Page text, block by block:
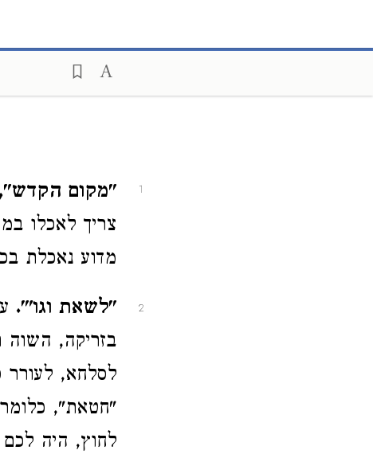
1 "מקום הקדש",
צריך לאכלו
מדוע נאכלת
2 "לשאת וגו'".
בזריקה, השוה
לסלחא,
"חטאת",
לחוץ, היה